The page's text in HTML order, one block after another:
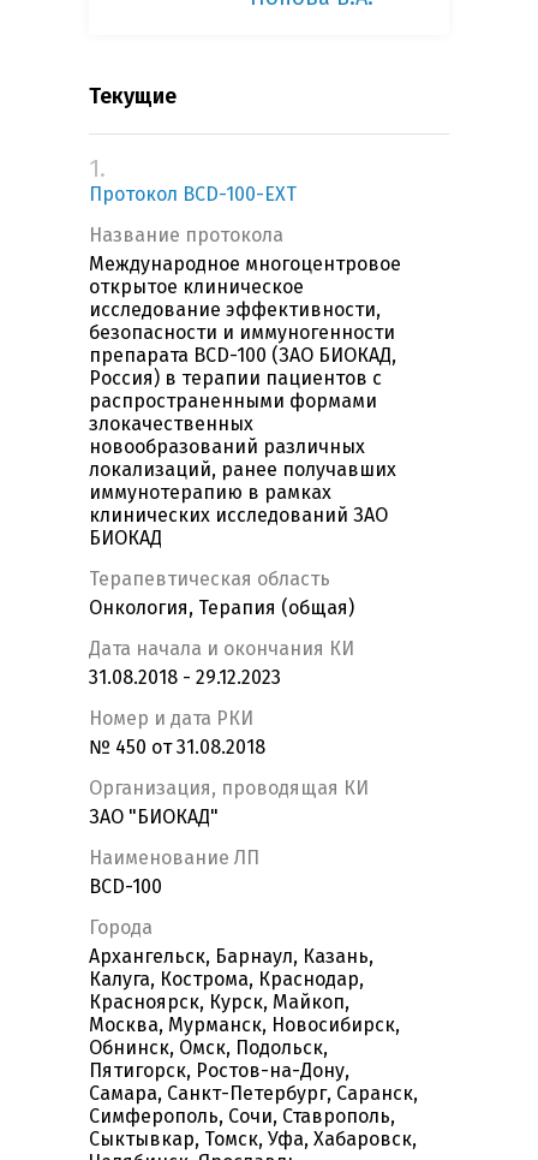
Текущие
1.
Протокол BCD-100-EXT
Название протокола
Международное многоцентровое
открытое клиническое
исследование эффективности,
безопасности и иммуногенности
препарата BCD-100 (ЗАО БИОКАД,
Россия) в терапии пациентов с
распространенными формами
злокачественных
новообразований различных
локализаций, ранее получавших
иммунотерапию в рамках
клинических исследований ЗАО
БИОКАД
Терапевтическая область
Онкология, Терапия (общая)
Дата начала и окончания КИ
31.08.2018 - 29.12.2023
Номер и дата РКИ
№ 450 от 31.08.2018
Организация, проводящая КИ
ЗАО "БИОКАД"
Наименование ЛП
BCD-100
Города
Архангельск, Барнаул, Казань,
Калуга, Кострома, Краснодар,
Красноярск, Курск, Майкоп,
Москва, Мурманск, Новосибирск,
Обнинск, Омск, Подольск,
Пятигорск, Ростов-на-Дону,
Самара, Санкт-Петербург, Саранск,
Симферополь, Сочи, Ставрополь,
Сыктывкар, Томск, Уфа, Хабаровск,